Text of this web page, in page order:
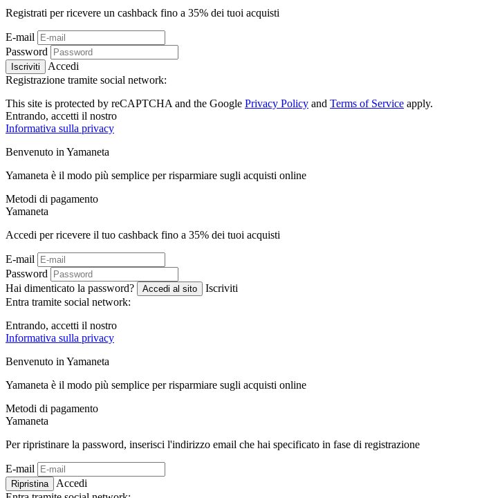
Registrati per ricevere un cashback fino a 35% dei tuoi acquisti
E-mail
Password
Iscriviti
Accedi
Registrazione tramite social network:
This site is protected by reCAPTCHA and the Google Privacy Policy and Terms of Service apply.
Entrando, accetti il ​​nostro
Informativa sulla privacy
Benvenuto in Yamaneta
Yamaneta è il modo più semplice per risparmiare sugli acquisti online
Metodi di pagamento
Yamaneta
Accedi per ricevere il tuo cashback fino a 35% dei tuoi acquisti
E-mail
Password
Hai dimenticato la password?
Accedi al sito
Iscriviti
Entra tramite social network:
Entrando, accetti il ​​nostro
Informativa sulla privacy
Benvenuto in Yamaneta
Yamaneta è il modo più semplice per risparmiare sugli acquisti online
Metodi di pagamento
Yamaneta
Per ripristinare la password, inserisci l'indirizzo email che hai specificato in fase di registrazione
E-mail
Ripristina
Accedi